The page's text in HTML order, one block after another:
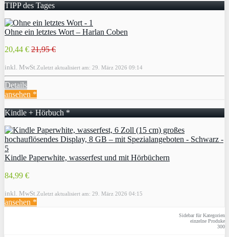
TIPP des Tages
Ohne ein letztes Wort – Harlan Coben
20,44 € 21,95 €
inkl. MwSt. Zuletzt aktualisiert am: 29. März 2026 09:14
Details
ansehen *
Kindle + Hörbuch *
Kindle Paperwhite, wasserfest und mit Hörbüchern
84,99 €
inkl. MwSt. Zuletzt aktualisiert am: 29. März 2026 04:15
ansehen *
Sidebar für Kategorien
einzelne Produke
300